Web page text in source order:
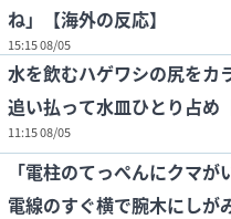
ね」【海外の反応】
15:15 08/05
水を飲むハゲワシの尻を
追い払って水皿ひとり占め
11:15 08/05
「電柱のてっぺんにクマが
電線のすぐ横で腕木にしが